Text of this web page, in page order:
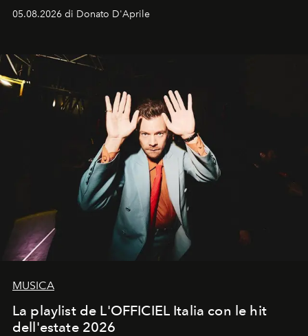
Kate, Claudia e Carla una dietro l'altra. Trent'anni dopo,
uno dei documenti più contemporanei che abbiamo.
05.08.2026 di Donato D'Aprile
MUSICA
La playlist de L'OFFICIEL Italia con le hit
dell'estate 2026